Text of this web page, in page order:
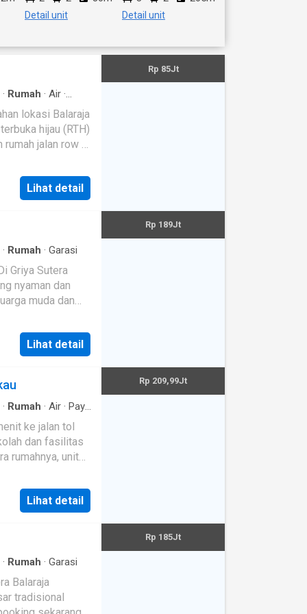
-
Detail unit Detail unit
· Rumah · Air ·
lokasi Balaraja
Lihat detail
Rp 85Jt
· Rumah · Garasi
nyaman dan
Lihat detail
Rp 189Jt
· Rumah · Air · Pay
dan fasilitas
Lihat detail
Rp 209,99Jt
· Rumah · Garasi
Rp 185Jt